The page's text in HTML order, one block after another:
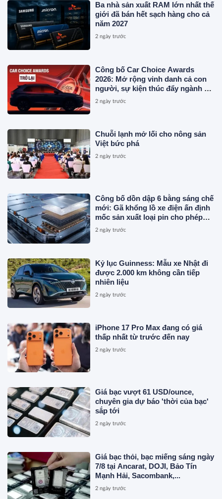
Ba nhà sản xuất RAM lớn nhất thế
giới đã bán hết sạch hàng cho cả
năm 2027
2 ngày trước
Công bố Car Choice Awards
2026: Mở rộng vinh danh cả con
người, sự kiện thúc đẩy ngành xe
Việt Nam
2 ngày trước
Chuỗi lạnh mở lối cho nông sản
Việt bức phá
2 ngày trước
Công bố dồn dập 6 bằng sáng chế
mới: Gã khổng lồ xe điện ấn định
mốc sản xuất loại pin cho phép
sạc 1 lần đi từ Hà Nội đến TP.HCM
2 ngày trước
Kỷ lục Guinness: Mẫu xe Nhật đi
được 2.000 km không cần tiếp
nhiên liệu
2 ngày trước
iPhone 17 Pro Max đang có giá
thấp nhất từ trước đến nay
2 ngày trước
Giá bạc vượt 61 USD/ounce,
chuyên gia dự báo 'thời của bạc'
sắp tới
2 ngày trước
Giá bạc thỏi, bạc miếng sáng ngày
7/8 tại Ancarat, DOJI, Bảo Tín
Mạnh Hải, Sacombank,...
2 ngày trước